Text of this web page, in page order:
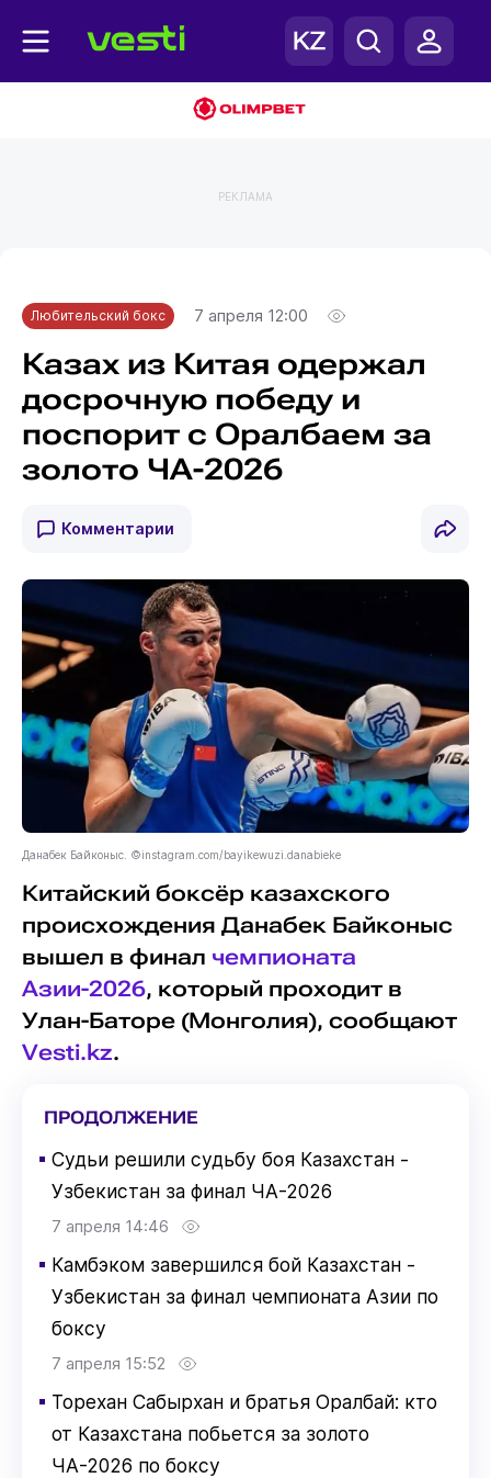
РЕКЛАМА
Любительский бокс 7 апреля 12:00
Казах из Китая одержал
досрочную победу и
поспорит с Оралбаем за
золото ЧА-2026
Комментарии
Данабек Байконыс. ©instagram.com/bayikewuzi.danabieke
Китайский боксёр казахского
происхождения Данабек Байконыс
вышел в финал чемпионата
Азии-2026, который проходит в
Улан-Баторе (Монголия), сообщают
Vesti.kz.
ПРОДОЛЖЕНИЕ
▪ Судьи решили судьбу боя Казахстан -
Узбекистан за финал ЧА-2026
7 апреля 14:46
▪ Камбэком завершился бой Казахстан -
Узбекистан за финал чемпионата Азии по
боксу
7 апреля 15:52
▪ Торехан Сабырхан и братья Оралбай: кто
от Казахстана побьется за золото
ЧА-2026 по боксу